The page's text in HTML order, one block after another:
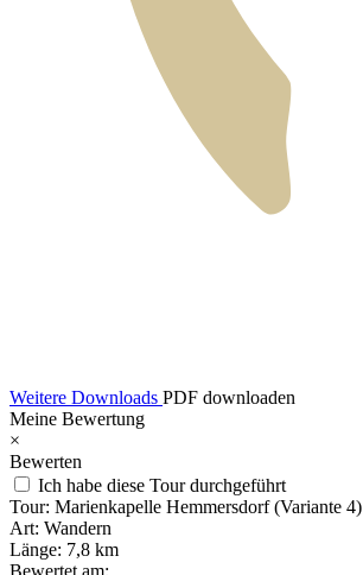
Weitere Downloads PDF downloaden
Meine Bewertung
×
Bewerten
Ich habe diese Tour durchgeführt
Tour: Marienkapelle Hemmersdorf (Variante 4)
Art: Wandern
Länge: 7,8 km
Bewertet am: